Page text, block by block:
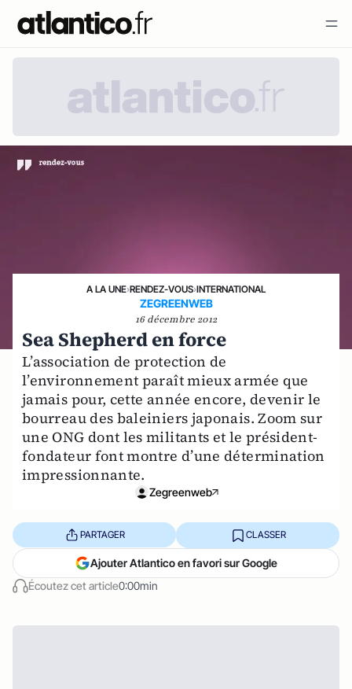
A LA UNE›RENDEZ-VOUS›INTERNATIONAL
ZEGREENWEB
16 décembre 2012
Sea Shepherd en force
L’association de protection de
l’environnement paraît mieux armée que
jamais pour, cette année encore, devenir le
bourreau des baleiniers japonais. Zoom sur
une ONG dont les militants et le président-
fondateur font montre d’une détermination
impressionnante.
Zegreenweb
Écoutez cet article0:00min
PARTAGER CLASSER
Ajouter Atlantico en favori sur Google